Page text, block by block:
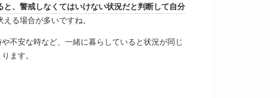
と、警戒しなくてはいけない状況だと判断して自分
える場合が多いですね。
不安な時など、一緒に暮らしていると状況が同じ
ます。